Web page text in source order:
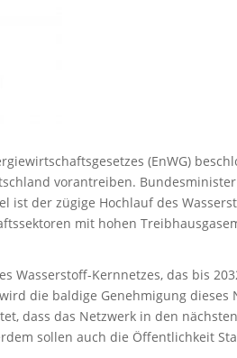
(EnWG)
vorantreiben.
ist der zügige Hochlauf des
mit hohen
Wasserstoff-Kernnetzes, das bis
die baldige Genehmigung dieses
dass das Netzwerk in den
sollen auch die Öffentlichkeit